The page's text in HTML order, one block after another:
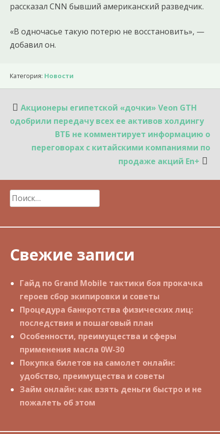
рассказал CNN бывший американский разведчик.
«В одночасье такую потерю не восстановить», —
добавил он.
Категория: Новости
Навигация
по
записям
Акционеры египетской «дочки» Veon GTH
одобрили передачу всех ее активов холдингу
ВТБ не комментирует информацию о
переговорах с китайскими компаниями по
продаже акций En+
Найти:
Свежие записи
Гайд по Grand Mobile тактики боя прокачка
героев сбор экипировки и советы
Процедура банкротства физических лиц:
последствия и пошаговый план
Особенности, преимущества и сферы
применения масла 0W-30
Покупка билетов на самолет онлайн:
удобство, преимущества и советы
Займ онлайн: как взять деньги быстро и не
пожалеть об этом